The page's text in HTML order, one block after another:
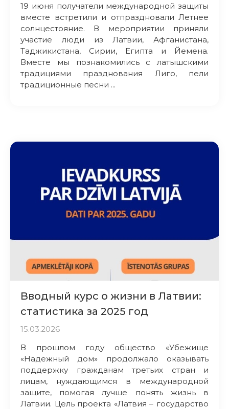
19 июня получатели международной защиты
вместе встретили и отпраздновали Летнее
солнцестояние. В мероприятии приняли
участие люди из Латвии, Афганистана,
Таджикистана, Сирии, Египта и Йемена.
Вместе мы познакомились с латышскими
традициями празднования Лиго, пели
традиционные песни ...
Вводный курс о жизни в Латвии:
статистика за 2025 год
15.03.2026
В прошлом году общество «Убежище
«Надежный дом» продолжало оказывать
поддержку гражданам третьих стран и
лицам, нуждающимся в международной
защите, помогая лучше понять жизнь в
Латвии. Цель проекта «Латвия – государство